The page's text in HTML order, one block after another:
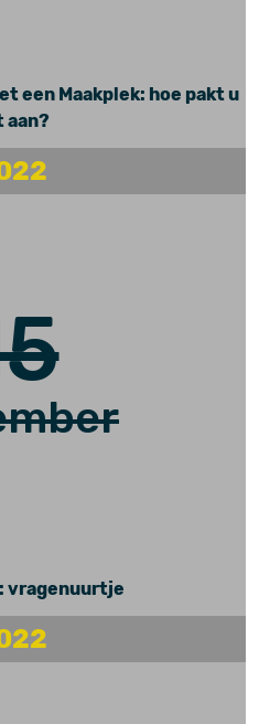
een Maakplek: hoe pakt u
aan?
vragenuurtje